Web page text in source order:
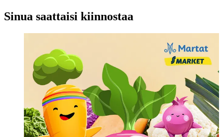
Sinua saattaisi kiinnostaa